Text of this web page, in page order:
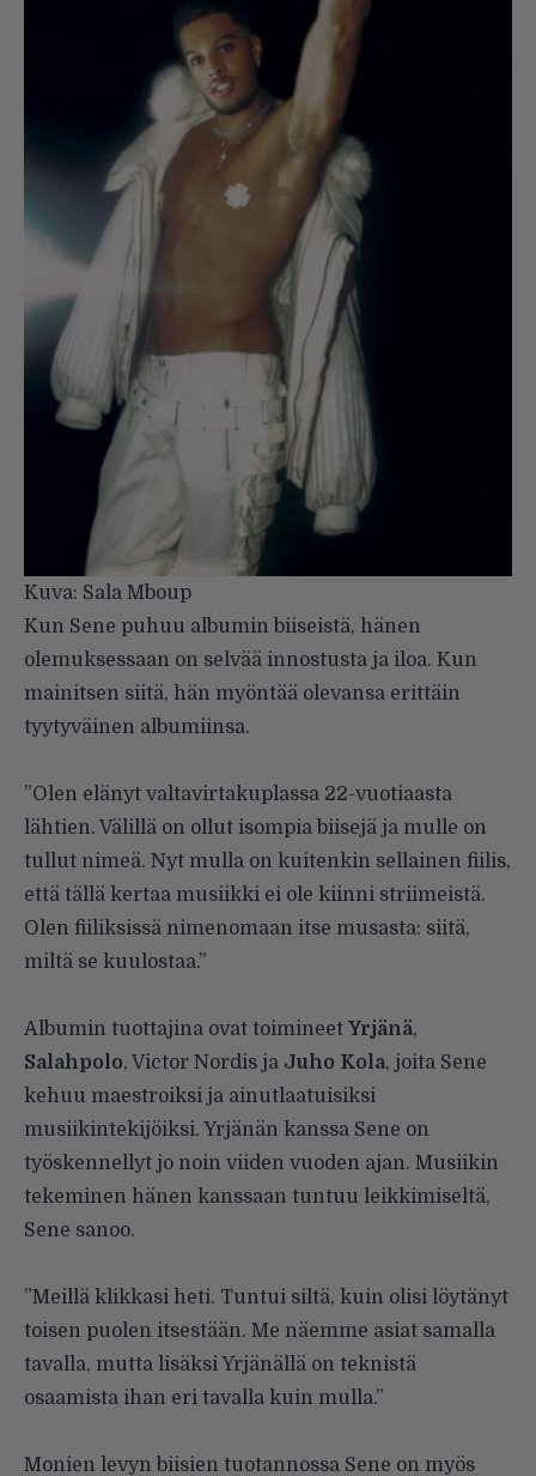
Kuva: Sala Mboup
Kun Sene puhuu albumin biiseistä, hänen
olemuksessaan on selvää innostusta ja iloa. Kun
mainitsen siitä, hän myöntää olevansa erittäin
tyytyväinen albumiinsa.
”Olen elänyt valtavirtakuplassa 22-vuotiaasta
lähtien. Välillä on ollut isompia biisejä ja mulle on
tullut nimeä. Nyt mulla on kuitenkin sellainen fiilis,
että tällä kertaa musiikki ei ole kiinni striimeistä.
Olen fiiliksissä nimenomaan itse musasta: siitä,
miltä se kuulostaa.”
Albumin tuottajina ovat toimineet Yrjänä,
Salahpolo, Victor Nordis ja Juho Kola, joita Sene
kehuu maestroiksi ja ainutlaatuisiksi
musiikintekijöiksi. Yrjänän kanssa Sene on
työskennellyt jo noin viiden vuoden ajan. Musiikin
tekeminen hänen kanssaan tuntuu leikkimiseltä,
Sene sanoo.
”Meillä klikkasi heti. Tuntui siltä, kuin olisi löytänyt
toisen puolen itsestään. Me näemme asiat samalla
tavalla, mutta lisäksi Yrjänällä on teknistä
osaamista ihan eri tavalla kuin mulla.”
Monien levyn biisien tuotannossa Sene on myös